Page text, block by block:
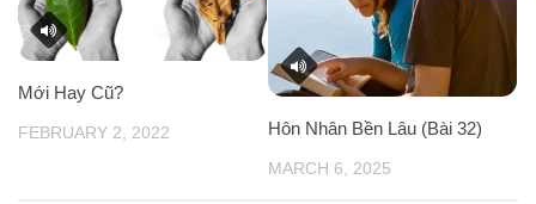
Mới Hay Cũ?
FEBRUARY 2, 2022 Hôn Nhân Bền Lâu (Bài 32)
MARCH 6, 2025